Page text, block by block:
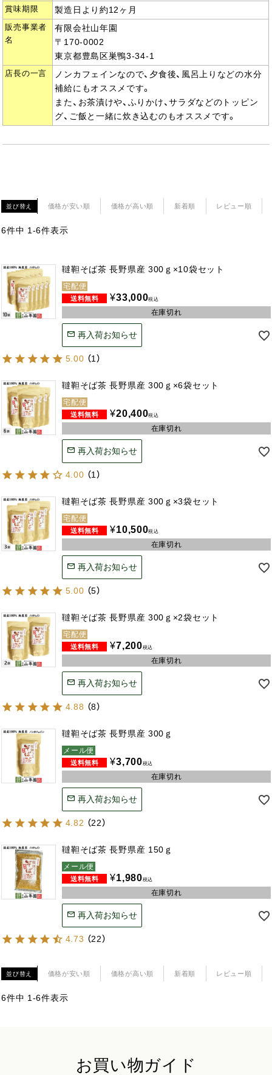
賞味期限 製造日より約12ヶ月
販売事業者
名
有限会社山年園
〒170-0002
東京都豊島区巣鴨3-34-1
店長の一言
ノンカフェインなので、夕食後、風呂上りなどの水分
補給にもオススメです。
また、お茶漬けや、ふりかけ、サラダなどのトッピン
グ、ご飯と一緒に炊き込むのもオススメです。
並び替え 価格が安い順 価格が高い順 新着順 レビュー順
6件中 1 -6件表示
韃靼そば茶 長野県産 300ｇ×10袋セット
宅配便
¥33,000税込
在庫切れ
再入荷お知らせ
5.00 （1 ）
韃靼そば茶 長野県産 300ｇ×6袋セット
宅配便
¥20,400税込
在庫切れ
再入荷お知らせ
4.00 （1 ）
韃靼そば茶 長野県産 300ｇ×3袋セット
宅配便
¥10,500税込
在庫切れ
再入荷お知らせ
5.00 （5）
韃靼そば茶 長野県産 300ｇ×2袋セット
宅配便
¥7,200税込
在庫切れ
再入荷お知らせ
4.88 （8）
韃靼そば茶 長野県産 300ｇ
メール便
¥3,700税込
在庫切れ
再入荷お知らせ
4.82 （22）
韃靼そば茶 長野県産 150ｇ
メール便
¥1,980税込
在庫切れ
再入荷お知らせ
4.73 （22）
並び替え 価格が安い順 価格が高い順 新着順 レビュー順
6件中 1 -6件表示
お買い物ガイド